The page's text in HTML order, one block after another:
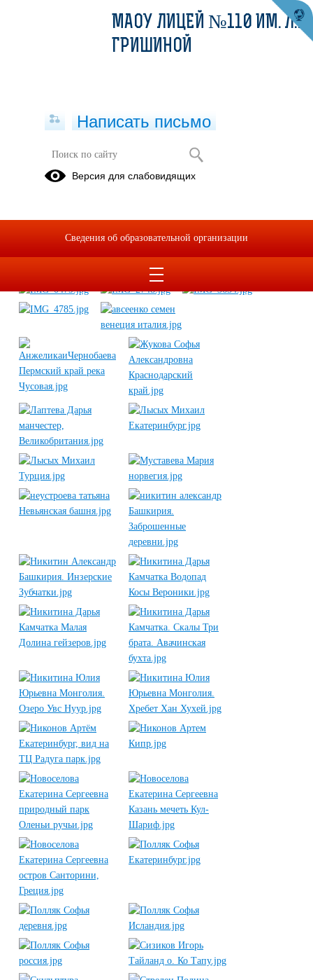
Фотоконкурс "Увидеть своими
глазами"
МАОУ ЛИЦЕЙ №110 ИМ. Л.К.
ГРИШИНОЙ
Написать письмо
Версия для слабовидящих
Сведения об образовательной организации